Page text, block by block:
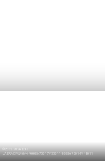
©2009-2026 LDH
JASRAC許諾番号 9008675017Y55011 9008675014Y41011